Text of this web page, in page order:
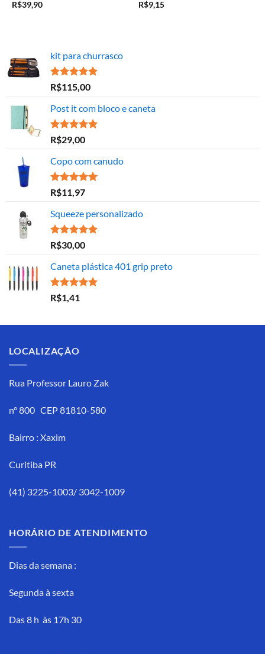
R$39,90
R$9,15
kit para churrasco
Avaliação
5.00
de 5
R$115,00
Post it com bloco e caneta
Avaliação
5.00
de 5
R$29,00
Copo com canudo
Avaliação
5.00
de 5
R$11,97
Squeeze personalizado
Avaliação
5.00
de 5
R$30,00
Caneta plástica 401 grip preto
Avaliação
5.00 de 5
R$1,41
LOCALIZAÇÃO
Rua Professor Lauro Zak
n° 800 CEP 81810-580
Bairro : Xaxim
Curitiba PR
(41) 3225-1003/ 3042-1009
HORÁRIO DE ATENDIMENTO
Dias da semana :
Segunda à sexta
Das 8 h às 17h 30